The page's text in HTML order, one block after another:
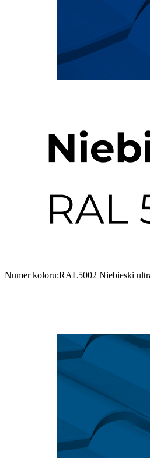
Numer koloru:RAL5002 Niebieski